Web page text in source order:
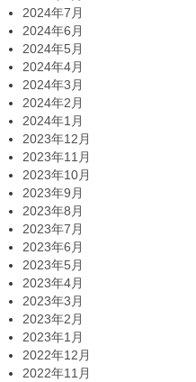
2024年7月
2024年6月
2024年5月
2024年4月
2024年3月
2024年2月
2024年1月
2023年12月
2023年11月
2023年10月
2023年9月
2023年8月
2023年7月
2023年6月
2023年5月
2023年4月
2023年3月
2023年2月
2023年1月
2022年12月
2022年11月